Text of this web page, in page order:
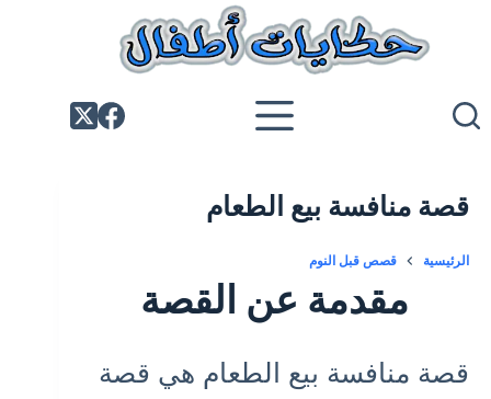
المحتوى
قصة منافسة بيع الطعام
الرئيسية قصص قبل النوم
مقدمة عن القصة
قصة منافسة بيع الطعام هي قصة